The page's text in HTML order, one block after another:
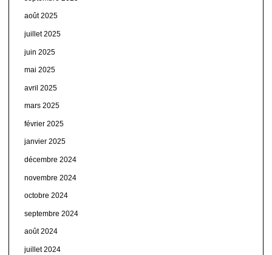
août 2025
juillet 2025
juin 2025
mai 2025
avril 2025
mars 2025
février 2025
janvier 2025
décembre 2024
novembre 2024
octobre 2024
septembre 2024
août 2024
juillet 2024